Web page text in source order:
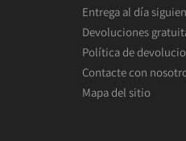
Entrega al día
Devoluciones
Política de
Contacte con
Mapa del sitio